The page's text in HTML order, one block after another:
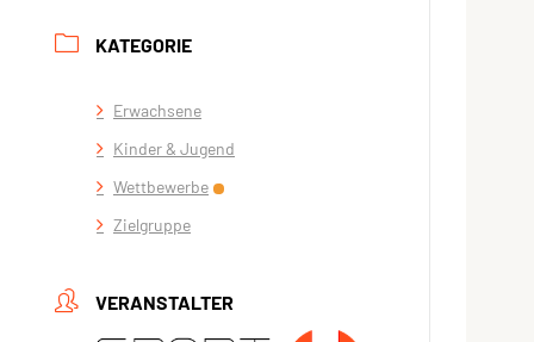
KATEGORIE
Erwachsene
Kinder & Jugend
Wettbewerbe
Zielgruppe
VERANSTALTER